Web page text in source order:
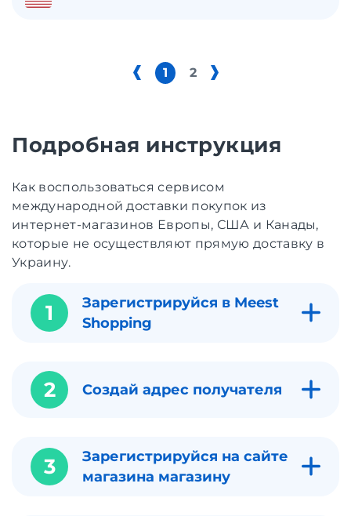
1 2
Подробная инструкция
Как воспользоваться сервисом
международной доставки покупок из
интернет-магазинов Европы, США и Канады,
которые не осуществляют прямую доставку в
Украину.
1
Зарегистрируйся в Meest
Shopping
2 Создай адрес получателя
3
Зарегистрируйся на сайте
магазина магазину